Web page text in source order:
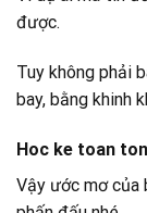
được.
Tuy không phải
bay, bằng khinh
Hoc ke toan
Vậy ước mơ của